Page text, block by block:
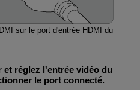
sur le port d'entrée HDMI du
et réglez l'entrée vidéo du
le port connecté.